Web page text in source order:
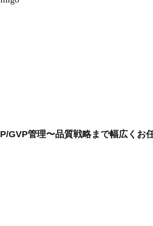
GVP管理〜品質戦略まで幅広くお